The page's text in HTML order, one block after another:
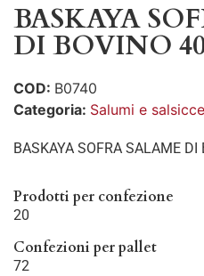
BASKAYA
DI BOVINO
COD: B0740
Categoria: Salumi e salsicce
BASKAYA SOFRA SALAME
Prodotti per confezione
20
Confezioni per pallet
72